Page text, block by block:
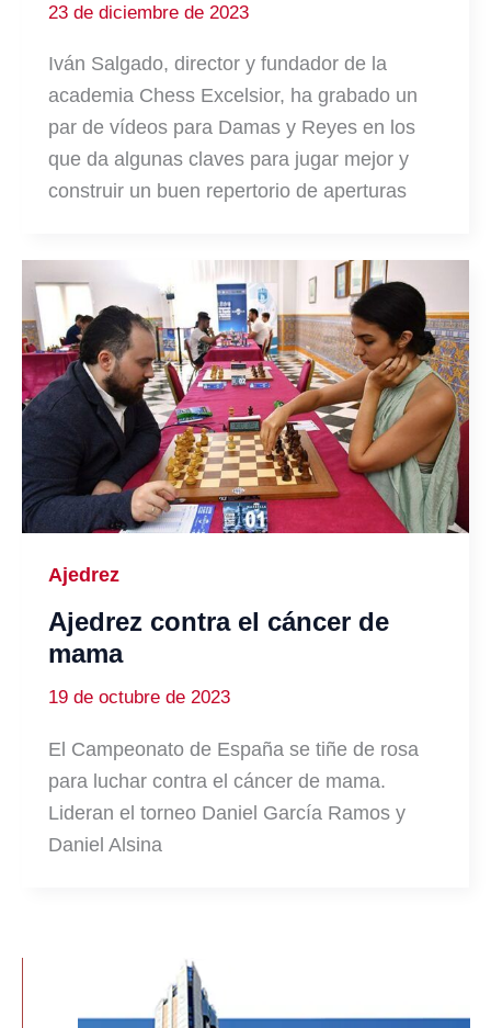
23 de diciembre de 2023
Iván Salgado, director y fundador de la
academia Chess Excelsior, ha grabado un
par de vídeos para Damas y Reyes en los
que da algunas claves para jugar mejor y
construir un buen repertorio de aperturas
Ajedrez
Ajedrez contra el cáncer de
mama
19 de octubre de 2023
El Campeonato de España se tiñe de rosa
para luchar contra el cáncer de mama.
Lideran el torneo Daniel García Ramos y
Daniel Alsina